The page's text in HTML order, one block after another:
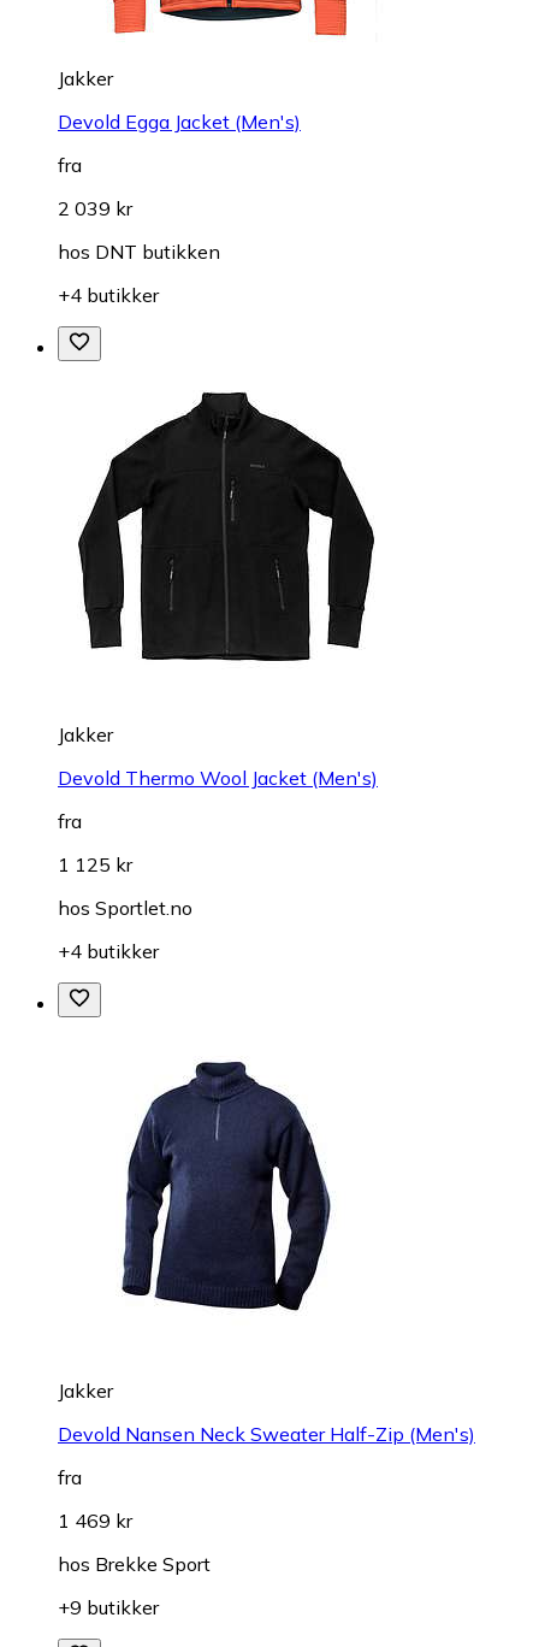
Jakker
Devold Egga Jacket (Men's)
fra
2 039 kr
hos DNT butikken
+4 butikker
Jakker
Devold Thermo Wool Jacket (Men's)
fra
1 125 kr
hos Sportlet.no
+4 butikker
Jakker
Devold Nansen Neck Sweater Half-Zip (Men's)
fra
1 469 kr
hos Brekke Sport
+9 butikker